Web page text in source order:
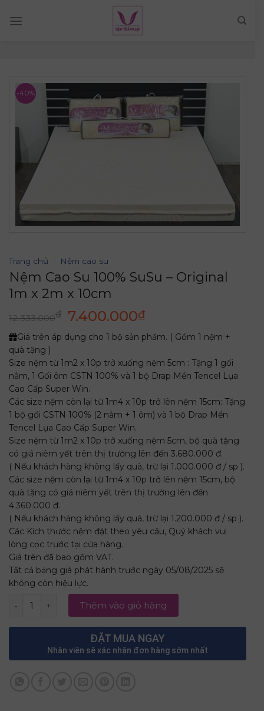
-40%
Trang chủ Nệm cao su
Nệm Cao Su 100% SuSu – Original
1m x 2m x 10cm
12.333.000₫
Giá
gốc
là:
12.333.000₫.
7.400.000₫Giá
hiện
tại
là:
7.400.000₫.
Giá trên áp dụng cho 1 bộ sản phẩm. ( Gồm 1 nệm +
quà tặng )
Size nệm từ 1m2 x 10p trở xuống nệm 5cm : Tặng 1 gối
nằm, 1 Gối ôm CSTN 100% và 1 bộ Drap Mền Tencel Lụa
Cao Cấp Super Win.
Các size nệm còn lại từ 1m4 x 10p trở lên nệm 15cm: Tặng
1 bộ gối CSTN 100% (2 nằm + 1 ôm) và 1 bộ Drap Mền
Tencel Lụa Cao Cấp Super Win.
Size nệm từ 1m2 x 10p trở xuống nệm 5cm, bộ quà tặng
có giá niêm yết trên thị trường lên đến 3.680.000 đ.
( Nếu khách hàng không lấy quà, trừ lại 1.000.000 đ / sp ).
Các size nệm còn lại từ 1m4 x 10p trở lên nệm 15cm, bộ
quà tặng có giá niêm yết trên thị trường lên đến
4.360.000 đ.
( Nếu khách hàng không lấy quà, trừ lại 1.200.000 đ / sp ).
Các Kích thước nệm đặt theo yêu cầu, Quý khách vui
lòng cọc trước tại cửa hàng.
Giá trên đã bao gồm VAT.
Tất cả bảng giá phát hành trước ngày 05/08/2025 sẽ
không còn hiệu lực.
Nệm Cao Su 100% SuSu – Original 1m x 2m x 10cm số
Thêm vào giỏ hàng
ĐẶT MUA NGAY
Nhân viên sẽ xác nhận đơn hàng sớm nhất